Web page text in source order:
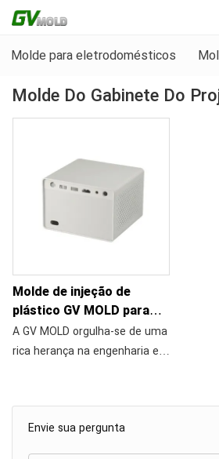
Molde para eletrodomésticos
Molde Do Gabinete Do
Envie sua pergunta
Molde de injeção de
plástico GV MOLD para
gabinete de projetor
personalizado
A GV MOLD orgulha-se de uma
rica herança na engenharia e
como nos intrincados
processos de moldagem
envolvidos. Nossa proficiência